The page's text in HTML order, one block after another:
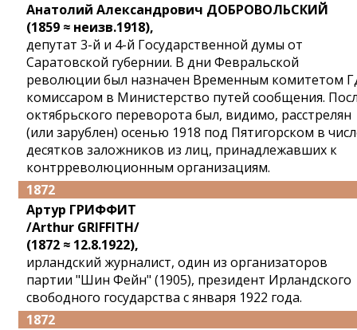
Анатолий Александрович ДОБРОВОЛЬСКИЙ
(1859 ≈ неизв.1918),
депутат 3-й и 4-й Государственной думы от
Саратовской губернии. В дни Февральской
революции был назначен Временным комитетом
комиссаром в Министерство путей сообщения.
октябрьского переворота был, видимо, расстрелян
(или зарублен) осенью 1918 под Пятигорском в
десятков заложников из лиц, принадлежавших к
контрреволюционным организациям.
1872
Артур ГРИФФИТ
/Arthur GRIFFITH/
(1872 ≈ 12.8.1922),
ирландский журналист, один из организаторов
партии "Шин Фейн" (1905), президент Ирландского
свободного государства с января 1922 года.
1872